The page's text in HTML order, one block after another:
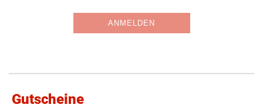
Gutscheine